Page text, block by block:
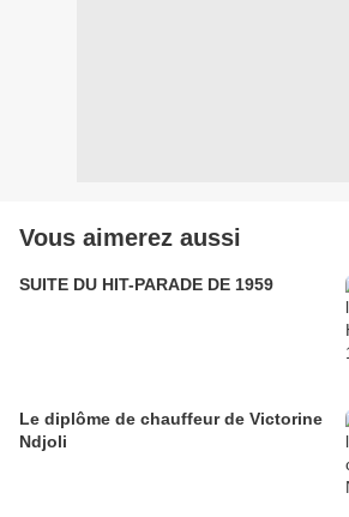
Vous aimerez aussi
SUITE DU HIT-PARADE DE 1959
Le diplôme de chauffeur de Victorine
Ndjoli